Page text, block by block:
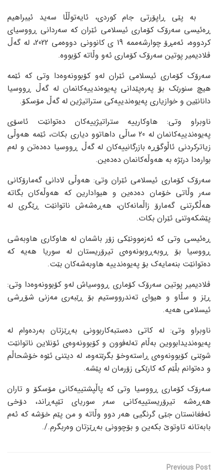
بە پێی ڕاپۆرتی جام کوردی، ئایەتوڵڵا سەید ئیبراهیم
ڕەئیسی سەرۆک کۆماری ئیسلامی ئێران کە سەردانی ڕووسیای
کردووە، ئەمڕۆ چوارشەممە 19 ی کانوونی دووەمی 2022، لە گەڵ
ڤلادیمیر پوتین سەرۆک کۆماری ئەو وڵاتە کۆبووە.
سەرۆک کۆماری ئیسلامی ئێران لەو کۆبوونەوەدا وتی کە ئێمە
هیچ سنورێک بۆ پەرەپێدانی پەیوەندییەکانمان لە گەڵ ڕووسیا
دانانێین و خوازیاری پەیوەندییەکی ستراتیژین لە گەڵ مۆسکۆ.
ناوبراو وتی: هاوکارییە ستراتیژییەکان دەتوانێت ئاسۆی
پەیوەندییەکانمان لە 20 ساڵی داهاتوو دیاری بکات، ئێمە هەوڵی
زیاترکردنی ئاڵوگۆڕە بازرگانییەکان لە گەڵ ڕووسیا دەدەتن و لەم
بوارەدا درێژە بە هەوڵەکانمان دەدەین.
سەرۆک کۆماری ئیسلامی ئێران وتی: هەوڵی لادانی گەمارۆکانی
سەر وڵاتی خۆمان دەدەین و هیوادارین کە هەوڵەکان بگاتە
هەڵگرتنی گەمارۆ زاڵمانەکان، هەڕەشەش ناتوانێت ڕێگری لە
پێشکەوتنی ئێران بکات.
ڕەئیسی وتی کە ئەزموونێکی زۆر باشمان لە هاوکاری هاوبەشی
ڕووسیا بۆ ڕوبەڕوبونەوەی تیرۆریستان لە سوریا هەیە کە
دەتوانێت بنەمایەک بۆ پەیوەندییە هاوبەشەکان بێت.
ڤلادیمیر پوتین سەرۆک کۆماری ڕووسیاش لەو کۆبوونەوەدا وتی:
ڕێز و سڵاو و هیوای تەندرووستیم بۆ ڕێبەری مەزنی شۆڕشی
ئیسلامی هەیە.
ناوبراو وتی: لە کاتی دەستبەکاربوونی بەڕێزتان بەردەوام لە
پەیوەندیدابووین بەڵام تەلەفوون و کۆبوونەوەی ئۆنلاین ناتوانێت
شوێنی کۆبوونەوەی ڕاستەوخۆ بگرێتەوە، لە دیتنی ئێوە خۆشحاڵم
و دەتوانم بڵێم کە کارێکی زۆرمان لە پێشە.
سەرۆک کۆماری ڕووسیا وتی کە پاڵپشتییەکانی مۆسکۆ و تاران
هەڕەشە تیرۆریستییەکانی سەر سوریای تێپەڕاند، دۆخی
ئەفغانستان جێی گرنگیی هەر دوو وڵاتە و من پێم خۆشە کە ئەم
بابەتانە تاوتوێ بکەین و بۆچوونی بەڕێزتان وەربگرم./.
Previous Post